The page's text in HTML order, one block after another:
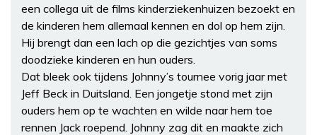
een collega uit de films kinderziekenhuizen bezoekt en
de kinderen hem allemaal kennen en dol op hem zijn.
Hij brengt dan een lach op die gezichtjes van soms
doodzieke kinderen en hun ouders.
Dat bleek ook tijdens Johnny’s tournee vorig jaar met
Jeff Beck in Duitsland. Een jongetje stond met zijn
ouders hem op te wachten en wilde naar hem toe
rennen Jack roepend. Johnny zag dit en maakte zich